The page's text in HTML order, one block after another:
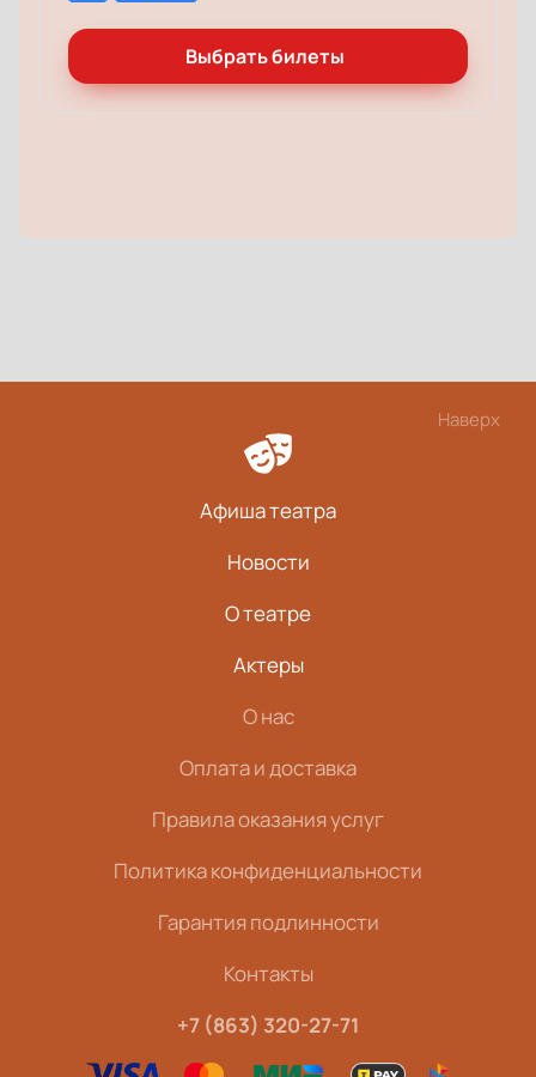
Выбрать билеты
Наверх
Афиша театра
Новости
О театре
Актеры
О нас
Оплата и доставка
Правила оказания услуг
Политика конфиденциальности
Гарантия подлинности
Контакты
+7 (863) 320-27-71